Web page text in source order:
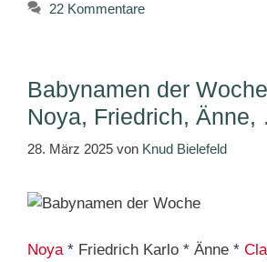
22 Kommentare
Babynamen der
Noya, Friedrich,
28. März 2025 von Knud Bielefeld
Noya * Friedrich Karlo * Änne *